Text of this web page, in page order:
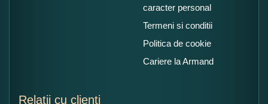
caracter personal
Termeni si conditii
Politica de cookie
Cariere la Armand
Relatii cu clienti